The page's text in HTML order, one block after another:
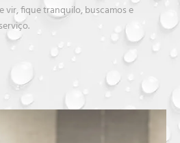
vir, fique tranquilo, buscamos e